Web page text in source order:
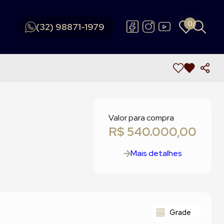
(32) 98871-1979 0
(32) 98871-1979 0
Valor para compra
R$ 540.000,00
Mais detalhes
Grade